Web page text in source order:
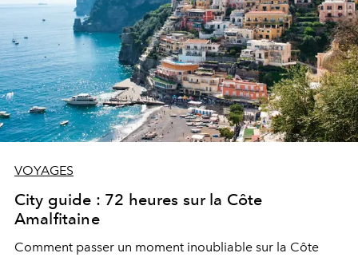
VOYAGES
City guide : 72 heures sur la Côte
Amalfitaine
Comment passer un moment inoubliable sur la Côte